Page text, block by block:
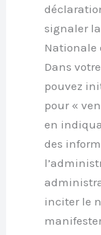
signaler
Nationale
Dans
pouvez
pour «
en
des
inciter le